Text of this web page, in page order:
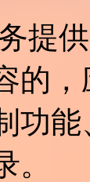
提
的
功